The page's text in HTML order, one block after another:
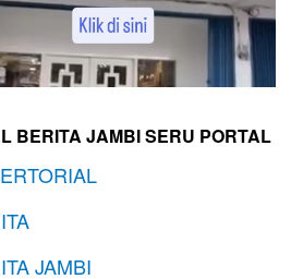
BERITA JAMBI SERU PORTAL
JAMBI